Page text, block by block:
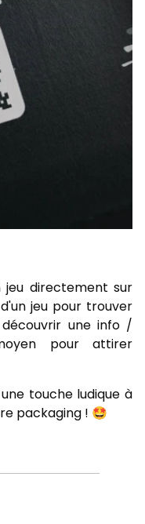
jeu directement sur
jeu pour trouver
une info /
pour attirer
touche ludique à
packaging ! 🤩